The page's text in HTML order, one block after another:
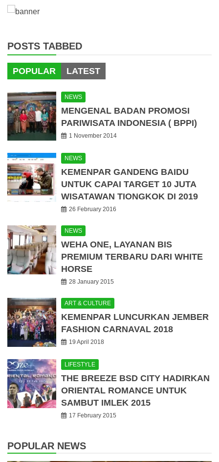
POSTS TABBED
POPULAR LATEST
NEWS
MENGENAL BADAN PROMOSI
PARIWISATA INDONESIA ( BPPI)
1 November 2014
NEWS
KEMENPAR GANDENG BAIDU
UNTUK CAPAI TARGET 10 JUTA
WISATAWAN TIONGKOK DI 2019
26 February 2016
NEWS
WEHA ONE, LAYANAN BIS
PREMIUM TERBARU DARI WHITE
HORSE
28 January 2015
ART & CULTURE
KEMENPAR LUNCURKAN JEMBER
FASHION CARNAVAL 2018
19 April 2018
LIFESTYLE
THE BREEZE BSD CITY HADIRKAN
ORIENTAL ROMANCE UNTUK
SAMBUT IMLEK 2015
17 February 2015
POPULAR NEWS